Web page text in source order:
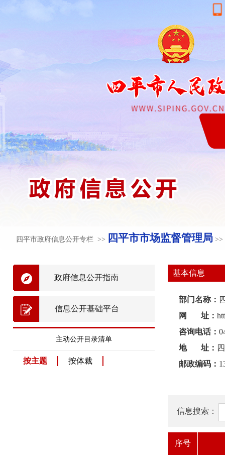
四平市政府信息公开专栏 >> 四平市市场监督管理局 >>
基本信息
部门名称：
网 址：
咨询电话：
地 址：
邮政编码：
信息搜索：
序号
政府信息公开指南
信息公开基础平台
主动公开目录清单
按主题 按体裁